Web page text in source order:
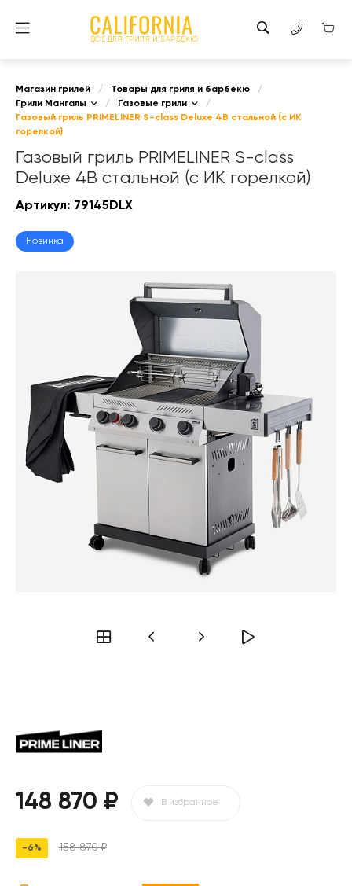
ВСЕ ДЛЯ ГРИЛЯ И БАРБЕКЮ
Магазин грилей / Товары для гриля и барбекю
/
Грили Мангалы
/ Газовые грили
/
Газовый гриль PRIMELINER S-class Deluxe 4B стальной (с ИК
горелкой)
Газовый гриль PRIMELINER S-class
Deluxe 4B стальной (с ИК горелкой)
Артикул: 79145DLX
Новинка
148 870 ₽ В избранное
-6% 158 870 ₽